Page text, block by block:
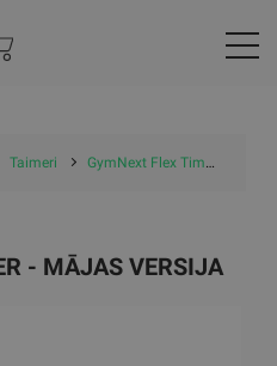
Taimeri GymNext Flex Timer - mājas versija
- MĀJAS VERSIJA